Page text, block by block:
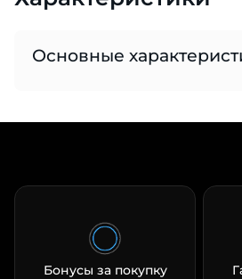
Основные
Бонусы за покупку